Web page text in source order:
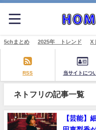
5chまとめ 2025年 トレンド X
RSS 当サイトにつ
ネトフリの記事一覧
【芸能】